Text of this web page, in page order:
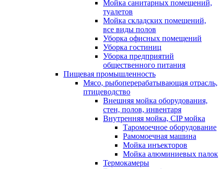
Мойка санитарных помещений,
туалетов
Мойка складских помещений,
все виды полов
Уборка офисных помещений
Уборка гостиниц
Уборка предприятий
общественного питания
Пищевая промышленность
Мясо, рыбоперерабатывающая отрасль,
птицеводство
Внешняя мойка оборудования,
стен, полов, инвентаря
Внутренняя мойка, CIP мойка
Таромоечное оборудование
Рамомоечная машина
Мойка инъекторов
Мойка алюминиевых палок
Термокамеры